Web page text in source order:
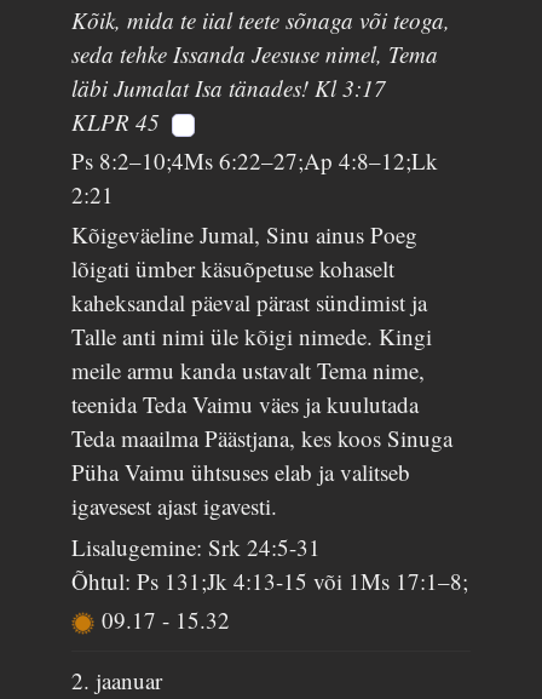
Kõik, mida te iial teete sõnaga või teoga,
seda tehke Issanda Jeesuse nimel, Tema
läbi Jumalat Isa tänades! Kl 3:17
KLPR 45
Ps 8:2–10;4Ms 6:22–27;Ap 4:8–12;Lk
2:21
Kõigeväeline Jumal, Sinu ainus Poeg
lõigati ümber käsuõpetuse kohaselt
kaheksandal päeval pärast sündimist ja
Talle anti nimi üle kõigi nimede. Kingi
meile armu kanda ustavalt Tema nime,
teenida Teda Vaimu väes ja kuulutada
Teda maailma Päästjana, kes koos Sinuga
Püha Vaimu ühtsuses elab ja valitseb
igavesest ajast igavesti.
Lisalugemine: Srk 24:5-31
Õhtul: Ps 131;Jk 4:13-15 või 1Ms 17:1–8;
09.17- 15.32
2. jaanuar